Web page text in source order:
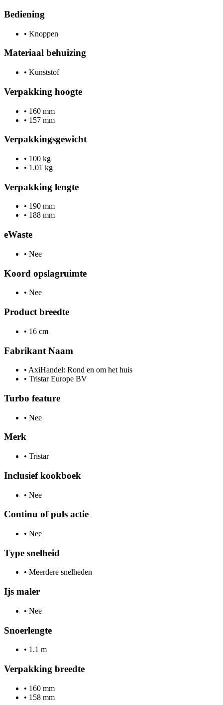
Bediening
• Knoppen
Materiaal behuizing
• Kunststof
Verpakking hoogte
• 160 mm
• 157 mm
Verpakkingsgewicht
• 100 kg
• 1.01 kg
Verpakking lengte
• 190 mm
• 188 mm
eWaste
• Nee
Koord opslagruimte
• Nee
Product breedte
• 16 cm
Fabrikant Naam
• AxiHandel: Rond en om het huis
• Tristar Europe BV
Turbo feature
• Nee
Merk
• Tristar
Inclusief kookboek
• Nee
Continu of puls actie
• Nee
Type snelheid
• Meerdere snelheden
Ijs maler
• Nee
Snoerlengte
• 1.1 m
Verpakking breedte
• 160 mm
• 158 mm